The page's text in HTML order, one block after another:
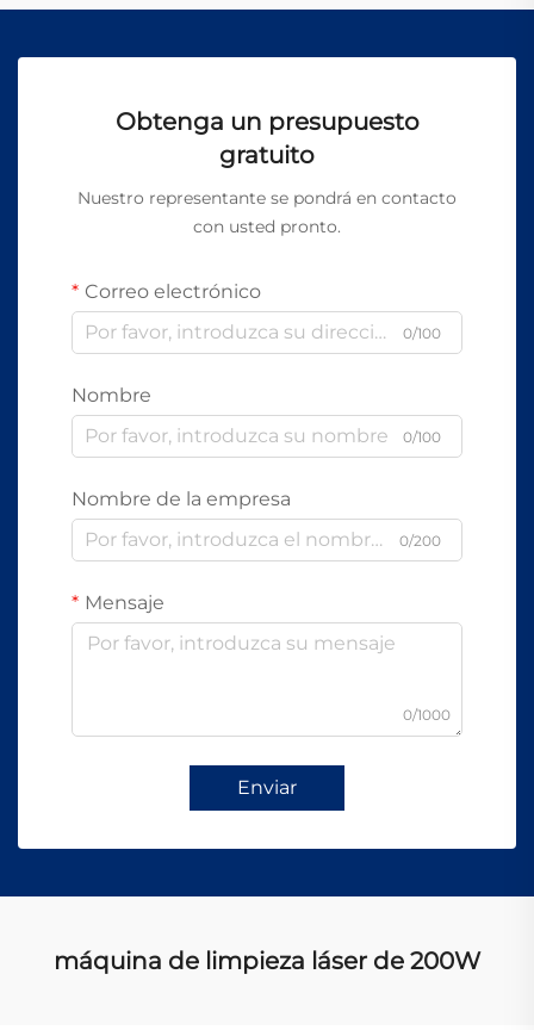
Obtenga un presupuesto
gratuito
Nuestro representante se pondrá en contacto
con usted pronto.
Correo electrónico
0/100
Nombre
0/100
Nombre de la empresa
0/200
Mensaje
0/1000
Enviar
máquina de limpieza láser de 200W